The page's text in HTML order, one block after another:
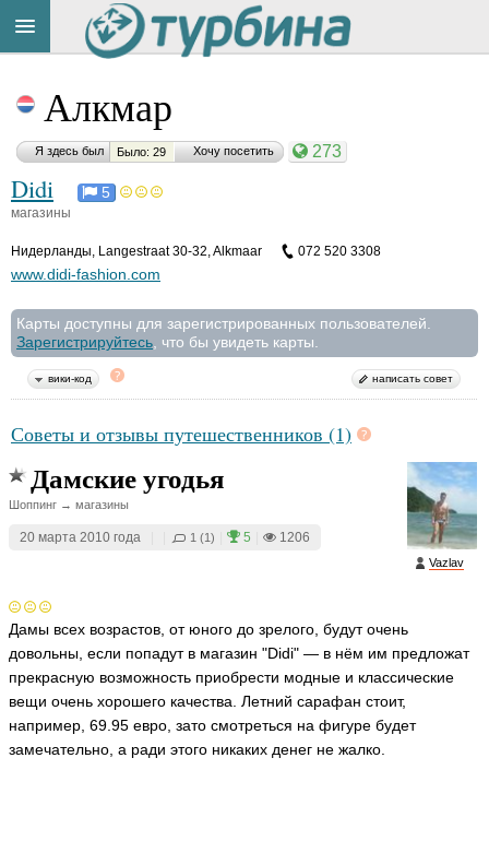
Алкмар
Я здесь был Было: 29 Хочу посетить 273
Didi 5
магазины
Нидерланды, Langestraat 30-32, Alkmaar 072 520 3308‎
www.didi-fashion.com
Карты доступны для зарегистрированных пользователей.
Зарегистрируйтесь , что бы увидеть карты.
вики-код написать совет
Советы и отзывы путешественников (1)
Vazlav
Дамские угодья
Шоппинг → магазины
20 марта 2010 года 1 (1) 5 1206
Дамы всех возрастов, от юного до зрелого, будут очень
довольны, если попадут в магазин "Didi" — в нём им предложат
прекрасную возможность приобрести модные и классические
вещи очень хорошего качества. Летний сарафан стоит,
например, 69.95 евро, зато смотреться на фигуре будет
замечательно, а ради этого никаких денег не жалко.
на
сайте:
Button